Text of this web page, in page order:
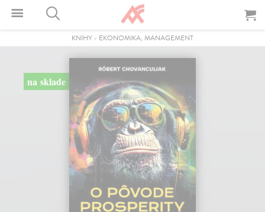
KNIHY - EKONOMIKA, MANAGEMENT
na sklade